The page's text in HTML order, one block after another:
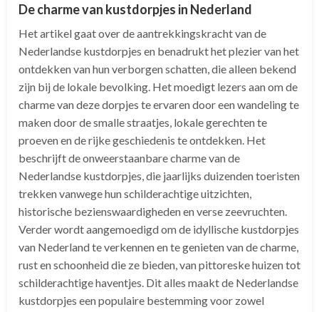
De charme van kustdorpjes in Nederland
Het artikel gaat over de aantrekkingskracht van de
Nederlandse kustdorpjes en benadrukt het plezier van het
ontdekken van hun verborgen schatten, die alleen bekend
zijn bij de lokale bevolking. Het moedigt lezers aan om de
charme van deze dorpjes te ervaren door een wandeling te
maken door de smalle straatjes, lokale gerechten te
proeven en de rijke geschiedenis te ontdekken. Het
beschrijft de onweerstaanbare charme van de
Nederlandse kustdorpjes, die jaarlijks duizenden toeristen
trekken vanwege hun schilderachtige uitzichten,
historische bezienswaardigheden en verse zeevruchten.
Verder wordt aangemoedigd om de idyllische kustdorpjes
van Nederland te verkennen en te genieten van de charme,
rust en schoonheid die ze bieden, van pittoreske huizen tot
schilderachtige haventjes. Dit alles maakt de Nederlandse
kustdorpjes een populaire bestemming voor zowel